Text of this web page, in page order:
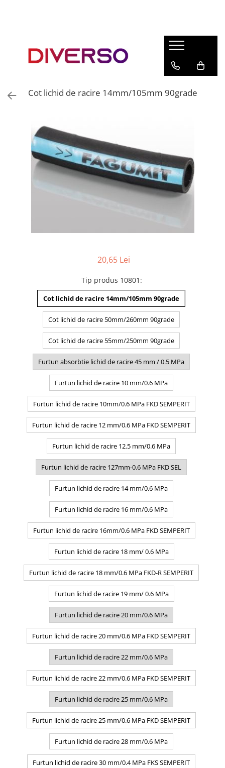
ASA
MULTIMATERIAL
Cot lichid de racire 14mm/105mm 90grade
20,65 Lei
Tip produs 10801 :
Cot lichid de racire 14mm/105mm 90grade
Cot lichid de racire 50mm/260mm 90grade
Cot lichid de racire 55mm/250mm 90grade
Furtun absorbtie lichid de racire 45 mm / 0.5 MPa
Furtun lichid de racire 10 mm/0.6 MPa
Furtun lichid de racire 10mm/0.6 MPa FKD SEMPERIT
Furtun lichid de racire 12 mm/0.6 MPa FKD SEMPERIT
Furtun lichid de racire 12.5 mm/0.6 MPa
Furtun lichid de racire 127mm-0.6 MPa FKD SEL
Furtun lichid de racire 14 mm/0.6 MPa
Furtun lichid de racire 16 mm/0.6 MPa
Furtun lichid de racire 16mm/0.6 MPa FKD SEMPERIT
Furtun lichid de racire 18 mm/ 0.6 MPa
Furtun lichid de racire 18 mm/0.6 MPa FKD-R SEMPERIT
Furtun lichid de racire 19 mm/ 0.6 MPa
Furtun lichid de racire 20 mm/0.6 MPa
Furtun lichid de racire 20 mm/0.6 MPa FKD SEMPERIT
Furtun lichid de racire 22 mm/0.6 MPa
Furtun lichid de racire 22 mm/0.6 MPa FKD SEMPERIT
Furtun lichid de racire 25 mm/0.6 MPa
Furtun lichid de racire 25 mm/0.6 MPa FKD SEMPERIT
Furtun lichid de racire 28 mm/0.6 MPa
Furtun lichid de racire 30 mm/0.4 MPa FKS SEMPERIT